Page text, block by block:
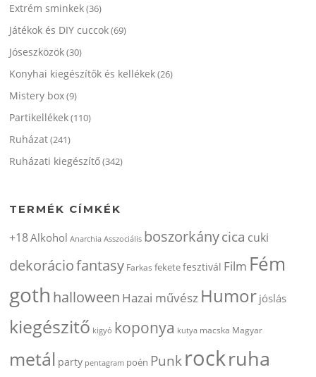
Extrém sminkek(36)
Játékok és DIY cuccok(69)
Jóseszközök(30)
Konyhai kiegészítők és kellékek(26)
Mistery box(9)
Partikellékek(110)
Ruházat(241)
Ruházati kiegészítő(342)
TERMÉK CÍMKÉK
+18Alkohol Anarchia Asszociális boszorkánycica cuki
dekoráciofantasy Farkas feketefesztivál Film Fém
goth halloween Hazai művész Humor jóslás
kiegészitő kigyó koponya kutya macska Magyar
metál party pentagram poén Punkrockruha